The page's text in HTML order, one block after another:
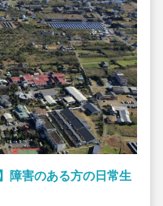
障害のある方の日常生